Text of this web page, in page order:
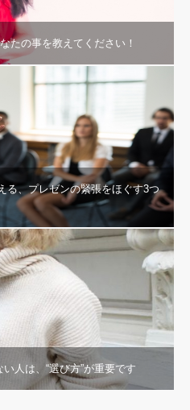
たの事を教えてください！
る、プレゼンの緊張をほぐす3つ
人は、“選び方”が重要です